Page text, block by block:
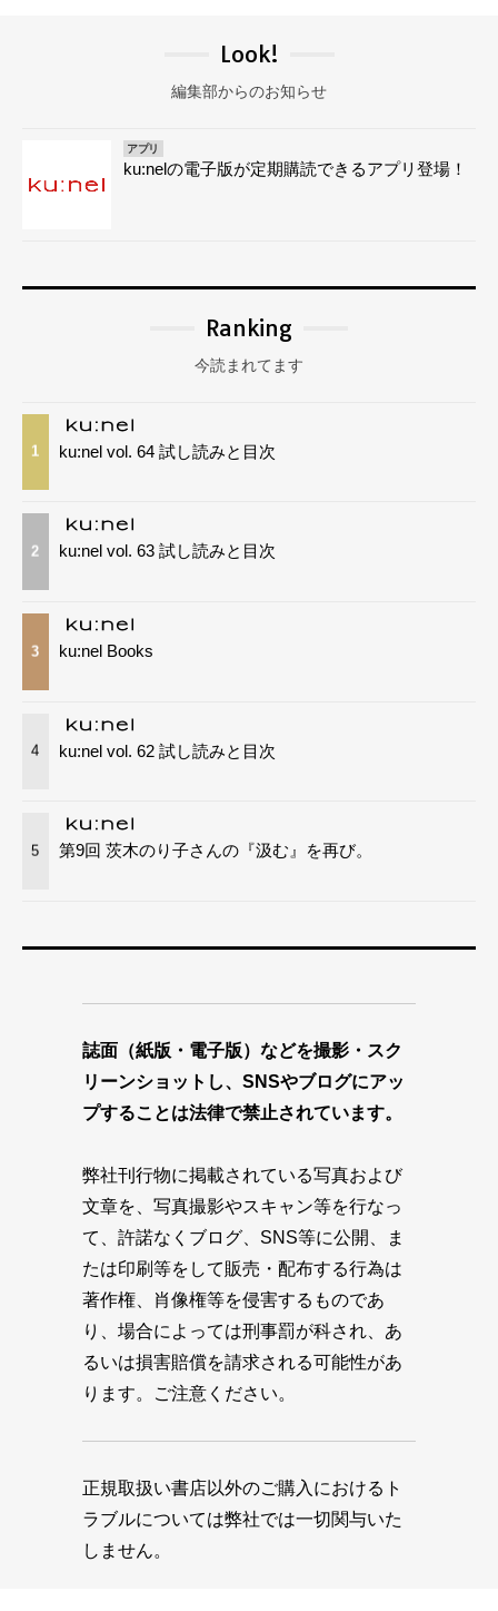
Look!
編集部からのお知らせ
アプリ
ku:nelの電子版が定期購読できるアプリ登場！
Ranking
今読まれてます
1 ku:nel vol. 64 試し読みと目次
2 ku:nel vol. 63 試し読みと目次
3 ku:nel Books
4 ku:nel vol. 62 試し読みと目次
5 第9回 茨木のり子さんの『汲む』を再び。
誌面（紙版・電子版）などを撮影・スク
リーンショットし、SNSやブログにアッ
プすることは法律で禁止されています。
弊社刊行物に掲載されている写真および
文章を、写真撮影やスキャン等を行なっ
て、許諾なくブログ、SNS等に公開、ま
たは印刷等をして販売・配布する行為は
著作権、肖像権等を侵害するものであ
り、場合によっては刑事罰が科され、あ
るいは損害賠償を請求される可能性があ
ります。ご注意ください。
正規取扱い書店以外のご購入におけるト
ラブルについては弊社では一切関与いた
しません。